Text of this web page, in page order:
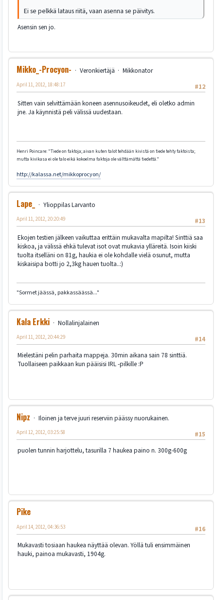
Ei se pelkkä lataus riitä, vaan asenna se päivitys.
Asensin sen jo.
Mikko_-Procyon- Veronkiertäjä
Mikkonator
#12
April 11, 2012, 18:48:17
Sitten vain selvittämään koneen asennusoikeudet, eli oletko admin
jne. Ja käynnistä peli välissä uudestaan.
Henri Poincare: "Tiede on faktoja; aivan kuten talot tehdään kivistä on tiede tehty faktoista;
mutta kivikasa ei ole talo eikä kokoelma faktoja ole välttämättä tiedettä."
http://kalassa.net/mikkoprocyon/
Lape_
Ylioppilas Larvanto
#13
April 11, 2012, 20:20:49
Ekojen testien jälkeen vaikuttaa erittäin mukavalta mapilta! Sinttiä saa
kiskoa, ja välissä ehkä tulevat isot ovat mukavia ylläreitä. Isoin kiiski
tuolta itselläni on 81g, haukia ei ole kohdalle vielä osunut, mutta
kiskaisipa botti jo 2,3kg hauen tuolta..:)
"Sormet jäässä, pakkassäässä..."
Kala Erkki
Nollalinjalainen
#14
April 11, 2012, 20:44:29
Mielestäni pelin parhaita mappeja. 30min aikana sain 78 sinttiä.
Tuollaiseen paikkaan kun pääisisi IRL -pilkille :P
Nipz
Iloinen ja terve juuri reserviin päässy nuorukainen.
#15
April 12, 2012, 03:25:58
puolen tunnin harjottelu, tasurilla 7 haukea paino n. 300g-600g
Pike
#16
April 14, 2012, 04:36:53
Mukavasti tosiaan haukea näyttää olevan. Yöllä tuli ensimmäinen
hauki, painoa mukavasti, 1904g.